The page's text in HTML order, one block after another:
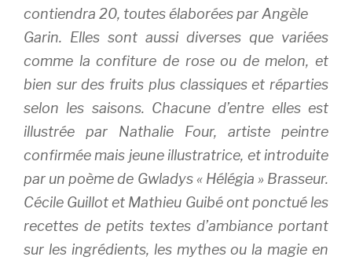
contiendra 20, toutes élaborées par Angèle
Garin. Elles sont aussi diverses que variées
comme la confiture de rose ou de melon, et
bien sur des fruits plus classiques et réparties
selon les saisons. Chacune d’entre elles est
illustrée par Nathalie Four, artiste peintre
confirmée mais jeune illustratrice, et introduite
par un poème de Gwladys « Hélégia » Brasseur.
Cécile Guillot et Mathieu Guibé ont ponctué les
recettes de petits textes d’ambiance portant
sur les ingrédients, les mythes ou la magie en